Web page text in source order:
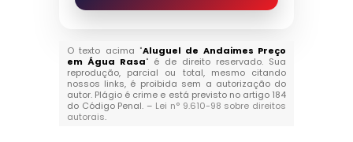
O texto acima "Aluguel de Andaimes Preço
em Água Rasa" é de direito reservado. Sua
reprodução, parcial ou total, mesmo citando
nossos links, é proibida sem a autorização do
autor. Plágio é crime e está previsto no artigo 184
do Código Penal. – Lei n° 9.610-98 sobre direitos
autorais.